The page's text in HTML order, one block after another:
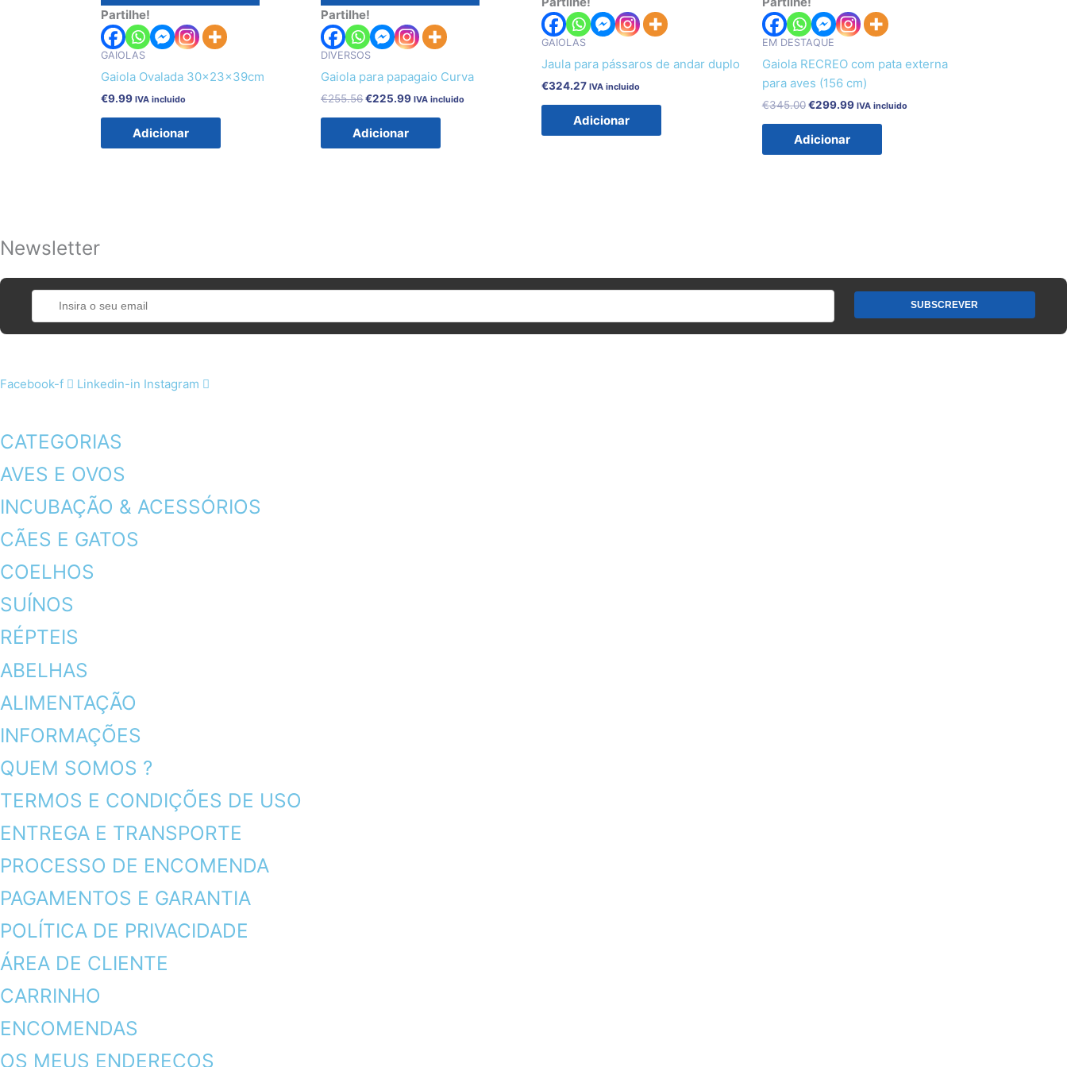
Partilhe!
GAIOLAS
Gaiola Ovalada 30x23x39cm
€9.99 IVA incluido
Adicionar
Partilhe!
DIVERSOS
Gaiola para papagaio Curva
€255.56
€255.56.
€225.99
€225.99.
IVA incluido
Adicionar
GAIOLAS
Jaula para pássaros de andar duplo
€324.27 IVA incluido
Adicionar
EM DESTAQUE
Gaiola RECREO com pata externa
para aves (156 cm)
€345.00
€345.00.
€299.99 IVA incluido
Adicionar
Newsletter
Facebook-f Linkedin-in Instagram
CATEGORIAS
AVES E OVOS
INCUBAÇÃO & ACESSÓRIOS
CÃES E GATOS
COELHOS
SUÍNOS
RÉPTEIS
ABELHAS
ALIMENTAÇÃO
INFORMAÇÕES
QUEM SOMOS ?
TERMOS E CONDIÇÕES DE USO
ENTREGA E TRANSPORTE
PROCESSO DE ENCOMENDA
PAGAMENTOS E GARANTIA
POLÍTICA DE PRIVACIDADE
ÁREA DE CLIENTE
CARRINHO
ENCOMENDAS
OS MEUS ENDEREÇOS